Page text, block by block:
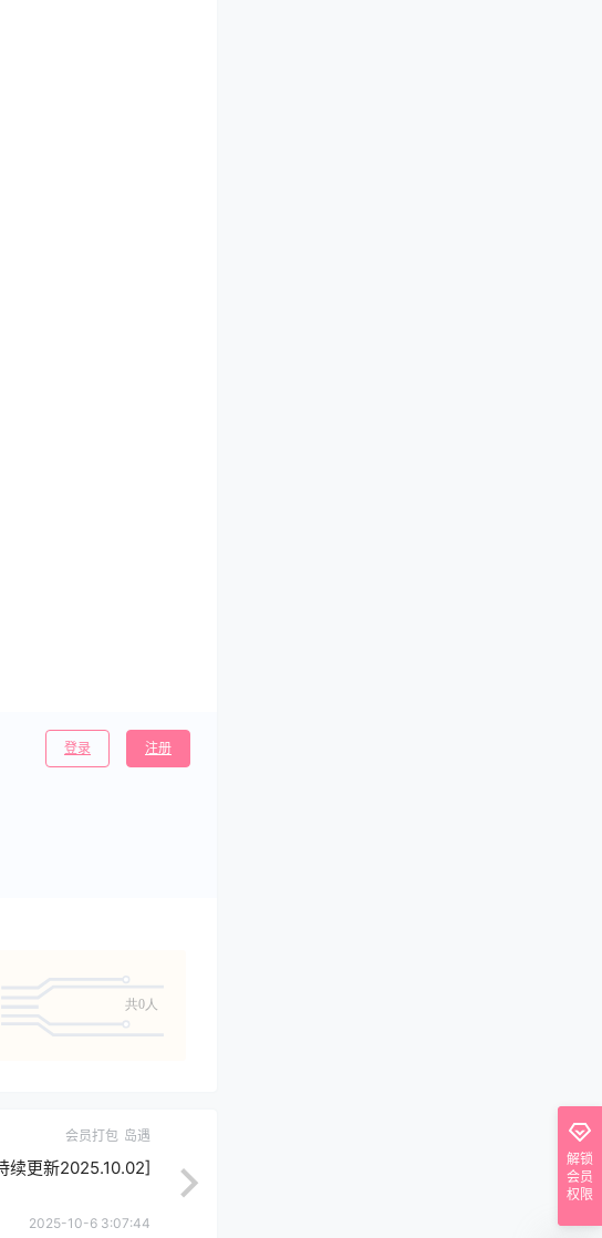
登录 注册
共0人
会员打包 岛遇
续更新2025.10.02]
2025-10-6 3:07:44
解锁
会员
权限